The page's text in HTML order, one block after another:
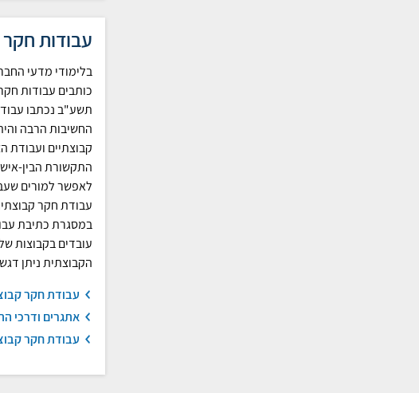
עבודות
בלימודי מדעי
כותבים עבודות
תשע"ב נכתבו
החשיבות הרבה
קבוצתיים ועבודת
התקשורת הבין-
לאפשר למורים
עבודת חקר
במסגרת כתיבת
עובדים בקבוצות
הקבוצתית ניתן
עבודת חקר
אתגרים ודרכי
עבודת חקר